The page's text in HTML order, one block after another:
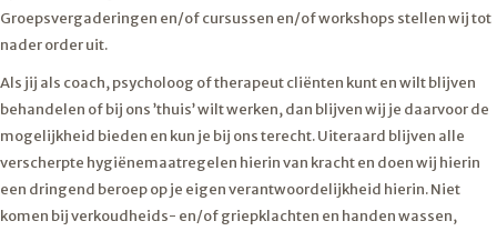
Groepsvergaderingen en/of cursussen en/of workshops stellen wij tot
nader order uit.
Als jij als coach, psycholoog of therapeut cliënten kunt en wilt blijven
behandelen of bij ons ’thuis’ wilt werken, dan blijven wij je daarvoor de
mogelijkheid bieden en kun je bij ons terecht. Uiteraard blijven alle
verscherpte hygiënemaatregelen hierin van kracht en doen wij hierin
een dringend beroep op je eigen verantwoordelijkheid hierin. Niet
komen bij verkoudheids- en/of griepklachten en handen wassen,